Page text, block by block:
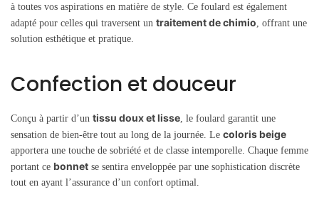
à toutes vos aspirations en matière de style. Ce foulard est également
adapté pour celles qui traversent un traitement de chimio , offrant une
solution esthétique et pratique.
Confection et douceur
Conçu à partir d’un tissu doux et lisse , le foulard garantit une
sensation de bien-être tout au long de la journée. Le coloris beige
apportera une touche de sobriété et de classe intemporelle. Chaque femme
portant ce bonnet se sentira enveloppée par une sophistication discrète
tout en ayant l’assurance d’un confort optimal.